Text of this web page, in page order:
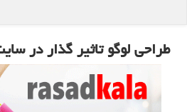
طراحی لوگو تاثیر گذار در